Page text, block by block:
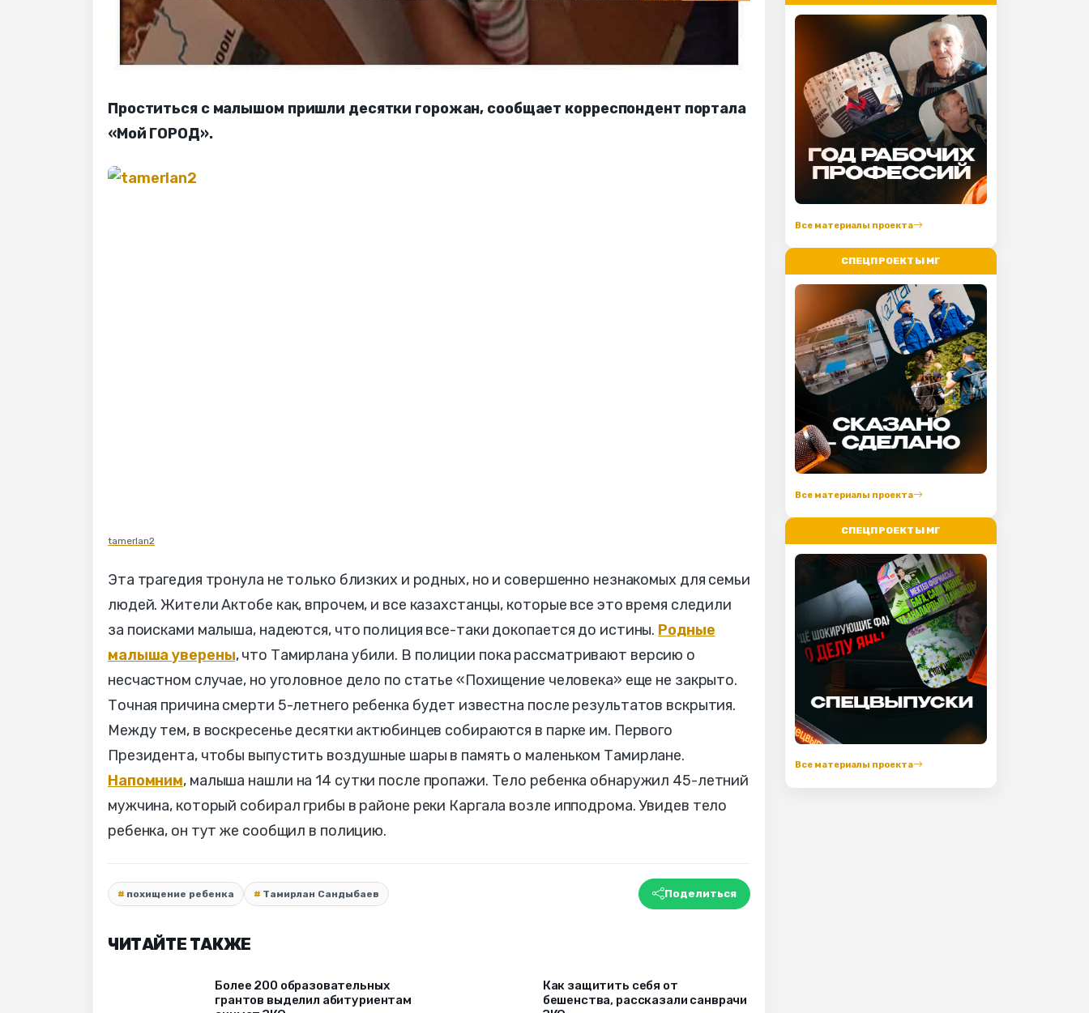
Проститься с малышом пришли десятки горожан, сообщает корреспондент портала
«Мой ГОРОД».
tamerlan2
Эта трагедия тронула не только близких и родных, но и совершенно незнакомых для семьи
людей. Жители Актобе как, впрочем, и все казахстанцы, которые все это время следили
за поисками малыша, надеются, что полиция все-таки докопается до истины. Родные
малыша уверены, что Тамирлана убили. В полиции пока рассматривают версию о
несчастном случае, но уголовное дело по статье «Похищение человека» еще не закрыто.
Точная причина смерти 5-летнего ребенка будет известна после результатов вскрытия.
Между тем, в воскресенье десятки актюбинцев собираются в парке им. Первого
Президента, чтобы выпустить воздушные шары в память о маленьком Тамирлане.
Напомним, малыша нашли на 14 сутки после пропажи. Тело ребенка обнаружил 45-летний
мужчина, который собирал грибы в районе реки Каргала возле ипподрома. Увидев тело
ребенка, он тут же сообщил в полицию.
похищение ребенка Тамирлан Сандыбаев Поделиться
ЧИТАЙТЕ ТАКЖЕ
Более 200 образовательных
грантов выделил абитуриентам
Как защитить себя от
бешенства, рассказали санврачи
Все материалы проекта
СПЕЦПРОЕКТЫ МГ
Все материалы проекта
СПЕЦПРОЕКТЫ МГ
Все материалы проекта